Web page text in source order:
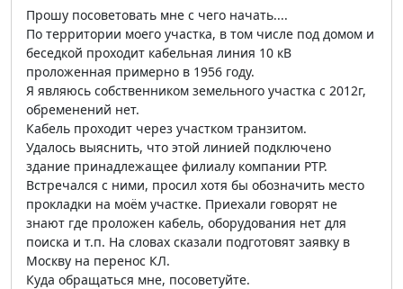
Прошу посоветовать мне с чего начать....
По территории моего участка, в том числе под домом и
беседкой проходит кабельная линия 10 кВ
проложенная примерно в 1956 году.
Я являюсь собственником земельного участка с 2012г,
обременений нет.
Кабель проходит через участком транзитом.
Удалось выяснить, что этой линией подключено
здание принадлежащее филиалу компании РТР.
Встречался с ними, просил хотя бы обозначить место
прокладки на моём участке. Приехали говорят не
знают где проложен кабель, оборудования нет для
поиска и т.п. На словах сказали подготовят заявку в
Москву на перенос КЛ.
Куда обращаться мне, посоветуйте.